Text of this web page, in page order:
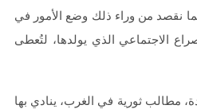
نقصد من وراء ذلك وضع الأمور في
الاجتماعي الذي يولدها، لتُعطى
مطالب ثورية في الغرب، ينادي بها